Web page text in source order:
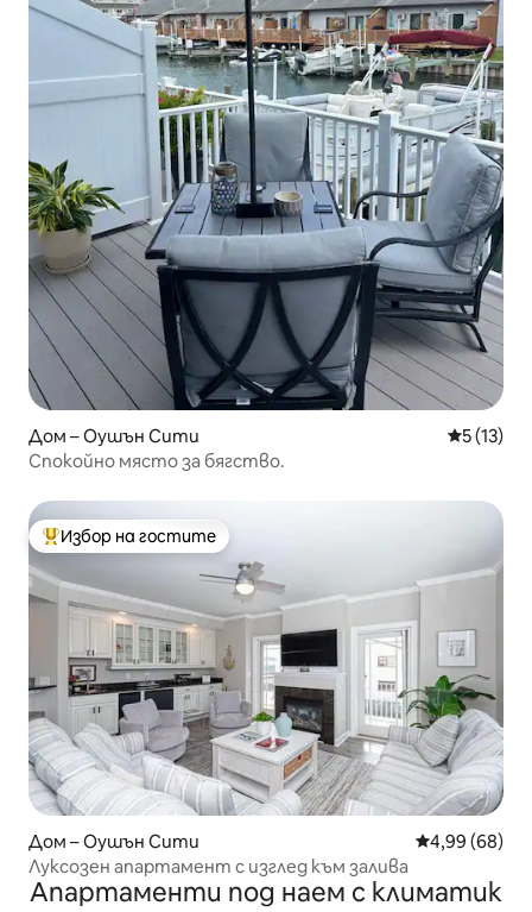
Дом – Оушън Сити Средна
5 (13)
Спокойно място за бягство.
Най-популярен избор на гостите
Избор на гостите
Дом – Оушън Сити Средна
4,99 (68)
Луксозен апартамент с изглед към залива
Апартаменти под наем с климатик